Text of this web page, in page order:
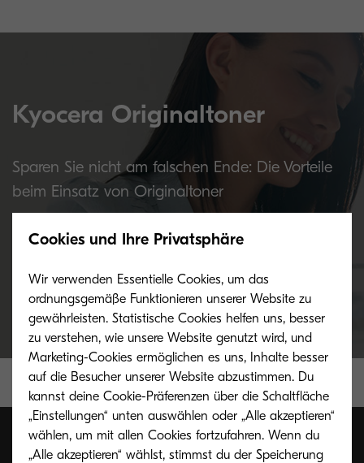
Kyocera Originaltoner
Sparen Sie nicht am falschen Ende: Die Vorteile
beim Einsatz von Originaltoner
Cookies und Ihre Privatsphäre
Wir verwenden Essentielle Cookies, um das
ordnungsgemäße Funktionieren unserer Website zu
gewährleisten. Statistische Cookies helfen uns, besser
zu verstehen, wie unsere Website genutzt wird, und
Marketing-Cookies ermöglichen es uns, Inhalte besser
auf die Besucher unserer Website abzustimmen. Du
kannst deine Cookie-Präferenzen über die Schaltfläche
„Einstellungen“ unten auswählen oder „Alle akzeptieren“
wählen, um mit allen Cookies fortzufahren. Wenn du
„Alle akzeptieren“ wählst, stimmst du der Speicherung